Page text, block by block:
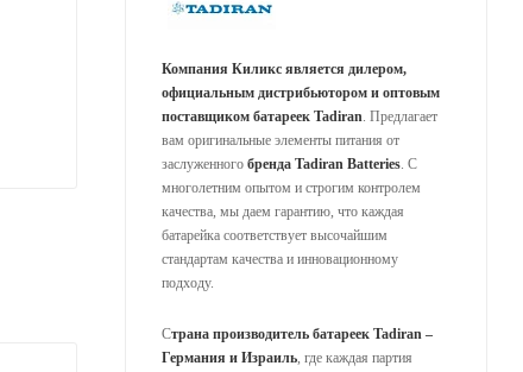
Компания Киликс является дилером,
официальным дистрибьютором и оптовым
поставщиком батареек Tadiran . Предлагает
вам оригинальные элементы питания от
заслуженного бренда Tadiran Batteries . С
многолетним опытом и строгим контролем
качества, мы даем гарантию, что каждая
батарейка соответствует высочайшим
стандартам качества и инновационному
подходу.
Страна производитель батареек Tadiran –
Германия и Израиль, где каждая партия